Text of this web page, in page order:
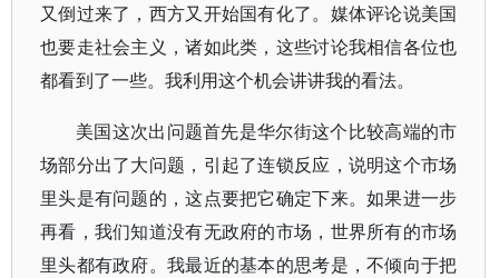
又倒过来了，西方又开始国有化了。媒体评论说美国
也要走社会主义，诸如此类，这些讨论我相信各位也
都看到了一些。我利用这个机会讲讲我的看法。
美国这次出问题首先是华尔街这个比较高端的市
场部分出了大问题，引起了连锁反应，说明这个市场
里头是有问题的，这点要把它确定下来。如果进一步
再看，我们知道没有无政府的市场，世界所有的市场
里头都有政府。我最近的基本的思考是，不倾向于把